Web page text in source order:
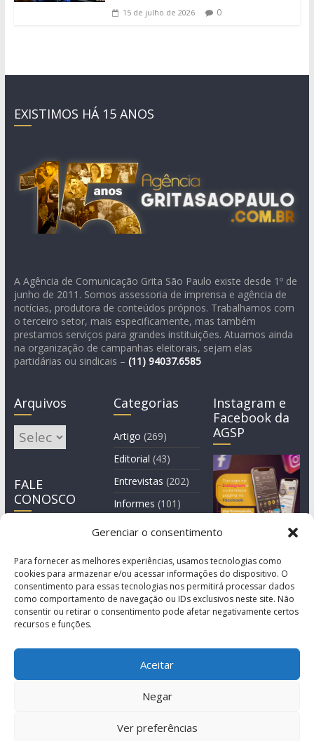
Gerenciar o consentimento
Para fornecer as melhores experiências, usamos tecnologias como
cookies para armazenar e/ou acessar informações do dispositivo. O
consentimento para essas tecnologias nos permitirá processar dados
como comportamento de navegação ou IDs exclusivos neste site. Não
consentir ou retirar o consentimento pode afetar negativamente certos
recursos e funções.
Aceitar
Negar
Ver preferências
15 de julho de 2026 0
EXISTIMOS HÁ 15 ANOS
A Agência de Comunicação Grita São Paulo existe desde 1º de
junho de 2011. Somos assessoria de imprensa e agência de
notícias, produtora de conteúdos próprios. Trabalhamos com
o terceiro setor, mais especificamente, mas também
prestamos serviços para grandes instituições. Atuamos ainda
na organização de campanhas eleitorais, sejam elas
partidárias ou sindicais – (11) 94037.6585
Arquivos
Arquivos
FALE
CONOSCO
Categorias
Artigo (269)
Editorial (43)
Entrevistas (202)
Informes (101)
Manchete
Instagram e
Facebook da
AGSP
© Copyright 2011-2026
Agência de Comunicação Grita São Paulo